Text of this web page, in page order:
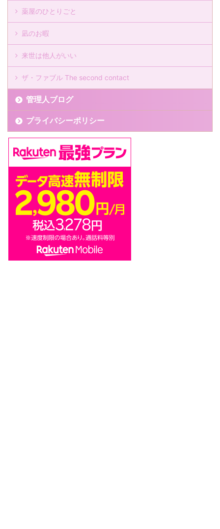
薬屋のひとりごと
凪のお暇
来世は他人がいい
ザ・ファブル The second contact
管理人ブログ
プライバシーポリシー